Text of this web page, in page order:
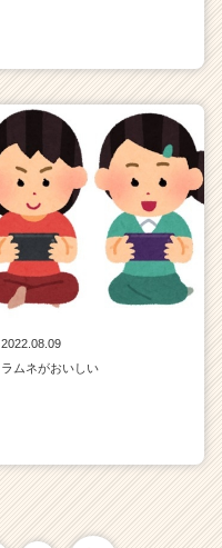
2022.08.09
ラムネがおいしい